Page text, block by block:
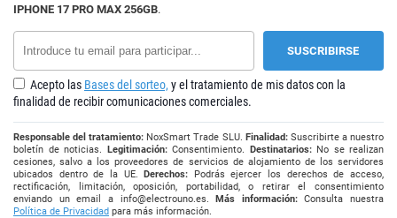
IPHONE 17 PRO MAX 256GB.
Acepto las Bases del sorteo, y el tratamiento de mis datos con la
finalidad de recibir comunicaciones comerciales.
Responsable del tratamiento: NoxSmart Trade SLU. Finalidad:Suscribirte a nuestro
boletín de noticias. Legitimación:Consentimiento. Destinatarios:No se realizan
cesiones, salvo a los proveedores de servicios de alojamiento de los servidores
ubicados dentro de la UE.Derechos: Podrás ejercer los derechos de acceso,
rectificación, limitación, oposición, portabilidad, o retirar el consentimiento
enviando un email a info@electrouno.es.Más información:Consulta nuestra
Política de Privacidad para más información.